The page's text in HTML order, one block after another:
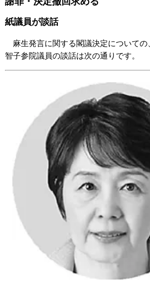
紙議員が談話
麻生発言に関する閣議決定についての
智子参院議員の談話は次の通りです。